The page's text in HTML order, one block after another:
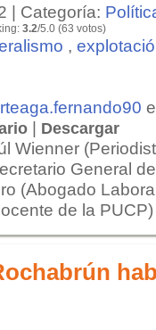
| Categoría:
3.2/5.0 (63 votos)
,
| Descargar
Wienner
General
(Abogado
de la